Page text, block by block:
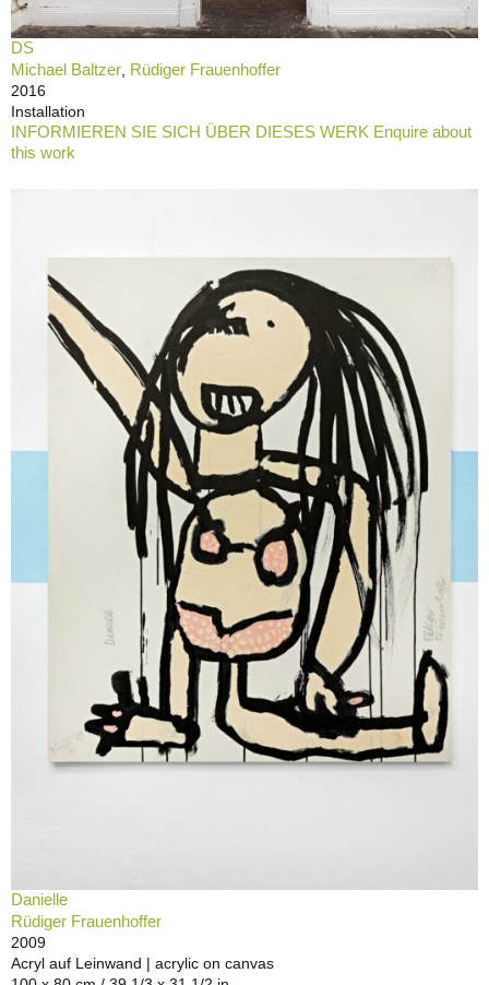
DS
Michael Baltzer Rüdiger Frauenhoffer
2016
Installation
INFORMIEREN SIE SICH ÜBER DIESES WERK Enquire about
this work
Danielle
Rüdiger Frauenhoffer
2009
Acryl auf Leinwand | acrylic on canvas